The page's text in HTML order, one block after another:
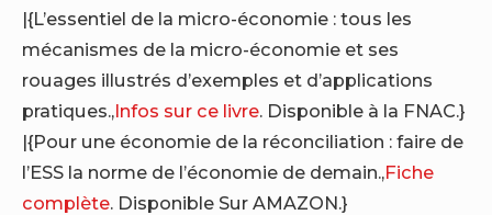
|{L’essentiel de la micro-économie : tous les
mécanismes de la micro-économie et ses
rouages illustrés d’exemples et d’applications
pratiques.,Infos sur ce livre. Disponible à la FNAC.}
|{Pour une économie de la réconciliation : faire de
l’ESS la norme de l’économie de demain.,Fiche
complète. Disponible Sur AMAZON.}